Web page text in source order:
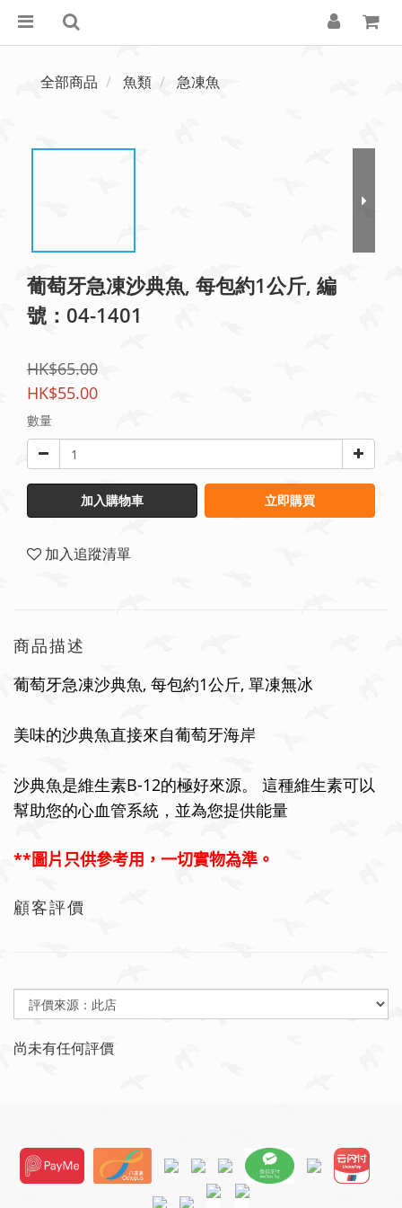
全部商品 魚類 急凍魚
葡萄牙急凍沙典魚, 每包約1公斤, 編
號：04-1401
HK$65.00
HK$55.00
數量
加入購物車 立即購買
加入追蹤清單
商品描述
葡萄牙急凍沙典魚, 每包約1公斤, 單凍無冰
美味的沙典魚直接來自葡萄牙海岸
沙典魚是維生素B-12的極好來源。
這種維生素可以
幫助您的心血管系統，並為您提供能量
**圖片只供參考用，一切實物為準。
顧客評價
尚未有任何評價